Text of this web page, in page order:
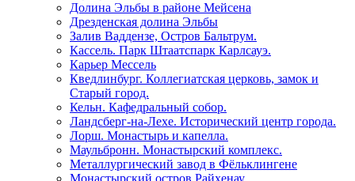
Долина Эльбы в районе Мейсена
Дрезденская долина Эльбы
Залив Ваддензе, Остров Бальтрум.
Кассель. Парк Штаатспарк Карлсауэ.
Карьер Мессель
Кведлинбург. Коллегиатская церковь, замок и
Старый город.
Кельн. Кафедральный собор.
Ландсберг-на-Лехе. Исторический центр города.
Лорш. Монастырь и капелла.
Маульбронн. Монастырский комплекс.
Металлургический завод в Фёльклингене
Монастырский остров Райхенау